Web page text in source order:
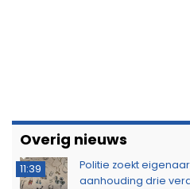
Overig nieuws
11:39
Politie zoekt
aanhouding drie